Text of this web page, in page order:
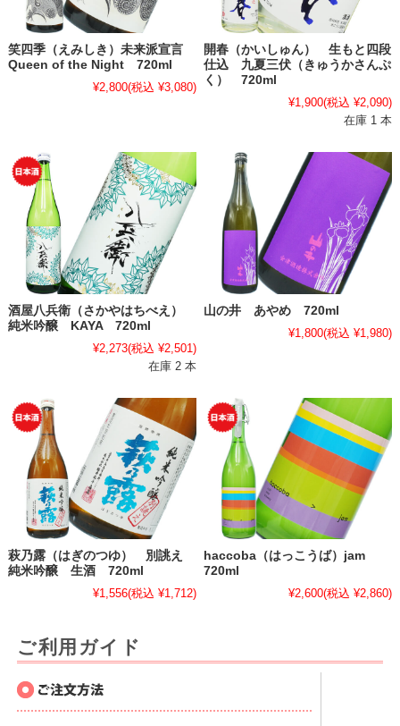
笑四季（えみしき）未来派宣言
Queen of the Night 720ml
¥2,800(税込 ¥3,080)
開春（かいしゅん） 生もと四段
仕込 九夏三伏（きゅうかさんぷ
く） 720ml
¥1,900(税込 ¥2,090)
在庫 1 本
酒屋八兵衛（さかやはちべえ）
純米吟醸 KAYA 720ml
¥2,273(税込 ¥2,501)
在庫 2 本
山の井 あやめ 720ml
¥1,800(税込 ¥1,980)
萩乃露（はぎのつゆ） 別誂え
純米吟醸 生酒 720ml
¥1,556(税込 ¥1,712)
haccoba（はっこうば）jam
720ml
¥2,600(税込 ¥2,860)
ご利用ガイド